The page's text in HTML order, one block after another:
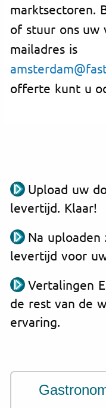
marktsectoren.
of stuur ons uw
mailadres is
offerte kunt u
Upload uw
levertijd. Klaar!
Na
levertijd voor
Vertalingen
de rest van de
ervaring.